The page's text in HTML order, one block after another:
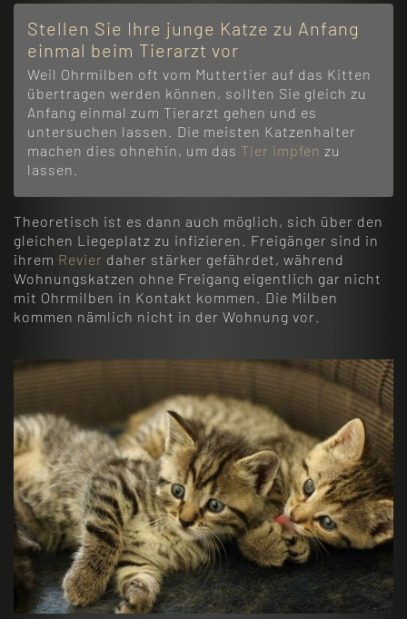
Stellen Sie Ihre junge Katze zu Anfang
einmal beim Tierarzt vor
Weil Ohrmilben oft vom Muttertier auf das Kitten
übertragen werden können, sollten Sie gleich zu
Anfang einmal zum Tierarzt gehen und es
untersuchen lassen. Die meisten Katzenhalter
machen dies ohnehin, um das Tier impfen zu
lassen.
Theoretisch ist es dann auch möglich, sich über den
gleichen Liegeplatz zu infizieren. Freigänger sind in
ihrem Revier daher stärker gefährdet, während
Wohnungskatzen ohne Freigang eigentlich gar nicht
mit Ohrmilben in Kontakt kommen. Die Milben
kommen nämlich nicht in der Wohnung vor.